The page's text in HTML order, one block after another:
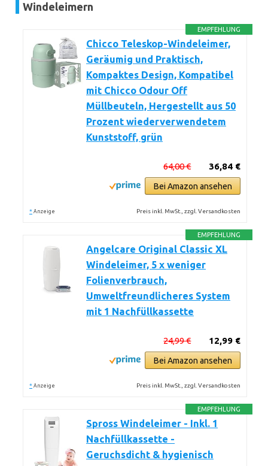
Windeleimern
EMPFEHLUNG
Chicco Teleskop-Windeleimer,
Geräumig und Praktisch,
Kompaktes Design, Kompatibel
mit Chicco Odour Off
Müllbeuteln, Hergestellt aus 50
Prozent wiederverwendetem
Kunststoff, grün
36,84 €
64,00 €
Bei Amazon ansehen
* Anzeige Preis inkl. MwSt., zzgl. Versandkosten
EMPFEHLUNG
Angelcare Original Classic XL
Windeleimer, 5 x weniger
Folienverbrauch,
Umweltfreundlicheres System
mit 1 Nachfüllkassette
12,99 €
24,99 €
Bei Amazon ansehen
* Anzeige Preis inkl. MwSt., zzgl. Versandkosten
EMPFEHLUNG
Spross Windeleimer - Inkl. 1
Nachfüllkassette -
Geruchsdicht & hygienisch